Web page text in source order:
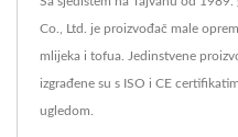
Co., Ltd. je proizvođač male
mlijeka i tofua. Jedinstvene
izgrađene su s ISO i CE
ugledom.